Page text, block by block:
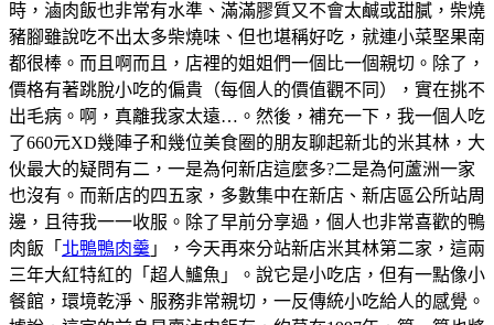
時，滷肉飯也非常有水準、滿滿膠質又不會太鹹或甜膩，柴燒
豬腳雖說吃不出太多柴燒味、但也堪稱好吃，就連小菜埾果南
都很棒。而且啊而且，店裡的姐姐們一個比一個親切。除了，
價格有著跳脫小吃的偏貴（每個人的價值觀不同），實在挑不
出毛病。啊，真離我家太遠…。然後，補充一下，我一個人吃
了660元XD幾陣子和幾位美食圈的朋友聊起新北的米其林，大
伙最大的疑問有二，一是為何新店這麼多?二是為何蘆洲一家
也沒有。而新店的四五家，多數集中在新店、新店區公所站周
邊，且待我一一收服。除了早前分享過，個人也非常喜歡的鴨
肉飯「 北鴨鴨肉羹 」，今天再來分站新店米其林第二家，這兩
三年大紅特紅的「超人鱸魚」。說它是小吃店，但有一點像小
餐館，環境乾淨、服務非常親切，一反傳統小吃給人的感覺。